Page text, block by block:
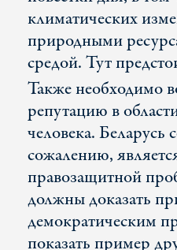
климатических
природными
средой. Тут
Также необходимо
репутацию в
человека. Беларусь
сожалению,
правозащитной
должны доказать
демократическим
показать пример